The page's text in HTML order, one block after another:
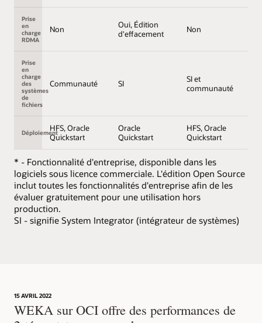
Prise
en
charge
RDMA
Non
Oui, Édition
d'effacement
Non
Prise
en
charge
des
systèmes
de
fichiers
Communauté SI
SI et
communauté
DéploiementHFS, Oracle
Quickstart
Oracle
Quickstart
HFS, Oracle
Quickstart
* - Fonctionnalité d'entreprise, disponible dans les
logiciels sous licence commerciale. L'édition Open Source
inclut toutes les fonctionnalités d'entreprise afin de les
évaluer gratuitement pour une utilisation hors
production.
SI - signifie System Integrator (intégrateur de systèmes)
15 AVRIL 2022
WEKA sur OCI offre des performances de